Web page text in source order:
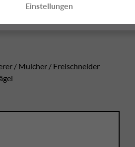
/ Mulcher / Freischneider
Einstellungen